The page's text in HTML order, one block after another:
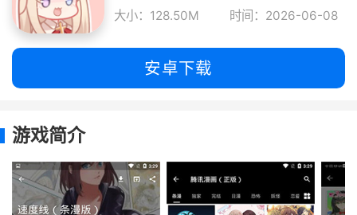
大小：128.50M
时间：2026-06-08
安卓下载
游戏简介